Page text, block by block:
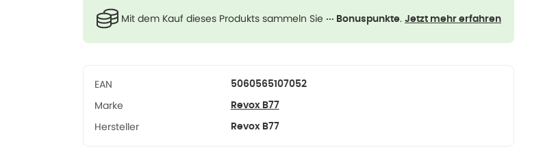
Mit dem Kauf dieses Produkts sammeln Sie ··· Bonuspunkte. Jetzt mehr erfahren
EAN 5060565107052
Marke Revox B77
Hersteller Revox B77